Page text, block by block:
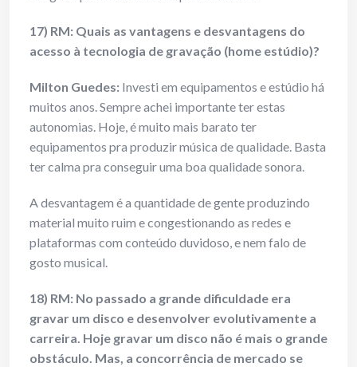
17) RM: Quais as vantagens e desvantagens do
acesso à tecnologia de gravação (home estúdio)?
Milton Guedes: Investi em equipamentos e estúdio há
muitos anos. Sempre achei importante ter estas
autonomias. Hoje, é muito mais barato ter
equipamentos pra produzir música de qualidade. Basta
ter calma pra conseguir uma boa qualidade sonora.
A desvantagem é a quantidade de gente produzindo
material muito ruim e congestionando as redes e
plataformas com conteúdo duvidoso, e nem falo de
gosto musical.
18) RM: No passado a grande dificuldade era
gravar um disco e desenvolver evolutivamente a
carreira. Hoje gravar um disco não é mais o grande
obstáculo. Mas, a concorrência de mercado se